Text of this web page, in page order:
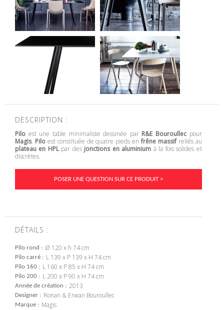
DESCRIPTION :
Pilo est une table minimaliste dessinée par R&E Bouroullec pour
Magis. Piloest constituée de quatre pieds enfrêne massifreliés au
plateau en HPLpar desjonctions en aluminium à la fois solides et
discrètes.
POSER UNE QUESTION SUR CE PRODUIT >
DÉTAILS :
Pilo rond Ø 120 x h 74 cm
Pilo carré L 139 x P 139 x H 74 cm
Pilo 160 L 160 x P 85 x H 74 cm
Pilo 200 L 200 x P 90 x H 74 cm
Année de création 2013
Designer Ronan & Erwan Bouroullec
Marque Magis